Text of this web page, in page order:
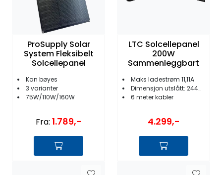
ProSupply Solar
System Fleksibelt
Solcellepanel
Kan bøyes
3 varianter
75W/110W/160W
Fra: 1.789,-
LTC Solcellepanel
200W
Sammenleggbart
Maks ladestrøm 11,11A
Dimensjon utslått: 2445x555x6 mm
6 meter kabler
4.299,-